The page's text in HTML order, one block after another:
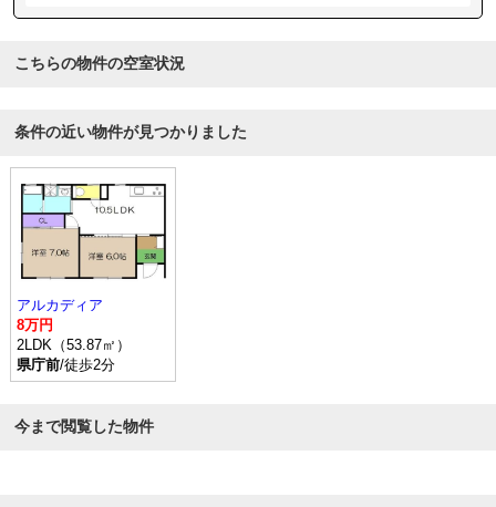
こちらの物件の空室状況
条件の近い物件が見つかりました
アルカディア
8万円
2LDK（53.87㎡）
県庁前/徒歩2分
今まで閲覧した物件